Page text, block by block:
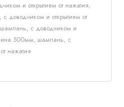
и открытием от нажатия,
и открытием от
с доводчиком и
500мм, шампань, с
нажатия